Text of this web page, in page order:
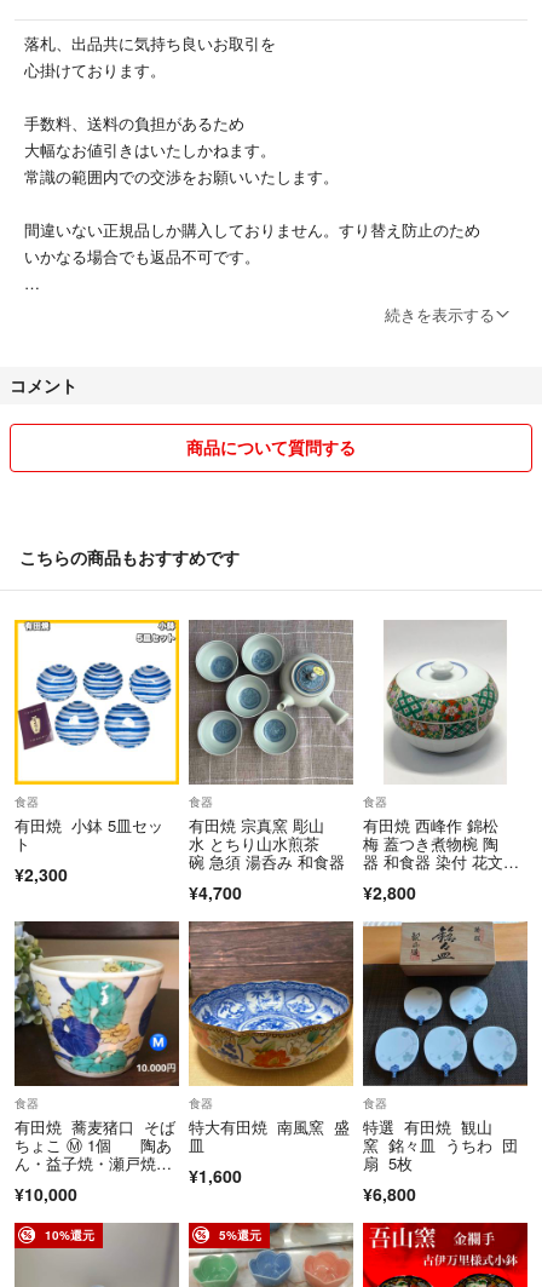
落札、出品共に気持ち良いお取引を
心掛けております。
手数料、送料の負担があるため
大幅なお値引きはいたしかねます。
常識の範囲内での交渉をお願いいたします。
間違いない正規品しか購入しておりません。すり替え防止のため
いかなる場合でも返品不可です。
細かい事が気になる方は、店舗で直接確認されて新品をお買い求めくだ
気持ち良くお取引出来る方のみ
宜しくお願いいたします(^人^)
ご遠慮ください。
キャンセルする非常識な人が
居たためです。ご理解ください。
コメントは24時間経過しましたら
削除させていただきます。
専用対応いたしません。
購入された方とお取引致します。
続きを表示する
コメント
商品について質問する
こちらの商品もおすすめです
食器
有田焼 小鉢 5皿セッ
ト
¥2,300
食器
有田焼 宗真窯 彫山
水 とちり山水煎茶
碗 急須 湯呑み 和食器
¥4,700
食器
有田焼 西峰作 錦松
梅 蓋つき煮物椀 陶
器 和食器 染付 花文
¥2,800
食器
有田焼 蕎麦猪口 そば
ちょこ Ⓜ️ 1個 陶あ
ん・益子焼・瀬戸焼・
¥10,000
食器
特大有田焼 南風窯 盛
皿
¥1,600
食器
特選 有田焼 観山
窯 銘々皿 うちわ 団
扇 5枚
¥6,800
10%還元 5%還元